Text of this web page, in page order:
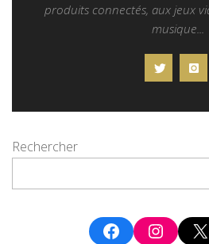
produits connectés, aux jeux
musique...
Rechercher
Facebook X